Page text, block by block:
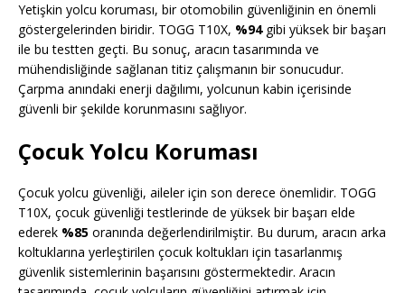
Yetişkin yolcu koruması, bir otomobilin güvenliğinin en önemli
göstergelerinden biridir. TOGG T10X, %94gibi yüksek bir başarı
ile bu testten geçti. Bu sonuç, aracın tasarımında ve
mühendisliğinde sağlanan titiz çalışmanın bir sonucudur.
Çarpma anındaki enerji dağılımı, yolcunun kabin içerisinde
güvenli bir şekilde korunmasını sağlıyor.
Çocuk Yolcu Koruması
Çocuk yolcu güvenliği, aileler için son derece önemlidir. TOGG
T10X, çocuk güvenliği testlerinde de yüksek bir başarı elde
ederek %85 oranında değerlendirilmiştir. Bu durum, aracın arka
koltuklarına yerleştirilen çocuk koltukları için tasarlanmış
güvenlik sistemlerinin başarısını göstermektedir. Aracın